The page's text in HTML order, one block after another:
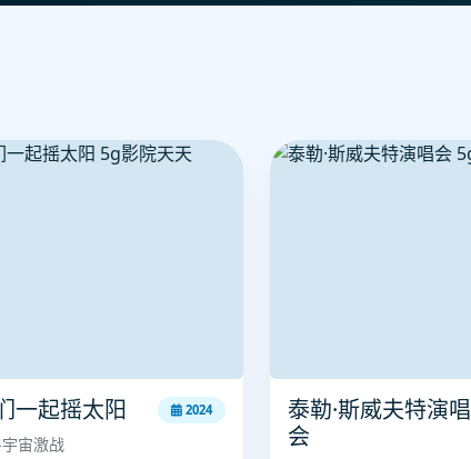
一起摇太阳 2024
宙激战
泰勒·斯威夫特演唱
会